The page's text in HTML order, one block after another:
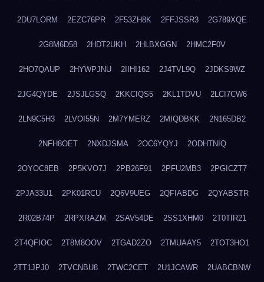
2DU7LORM 2EZC76PR 2F53ZH8K 2FFJSSR3 2G789XQE
2G8M6D58 2HDT2UKH 2HLBXGGN 2HMC2F0V
2HO7QAUP 2HYWPJNU 2IIHI162 2J4TVL9Q 2JDKS9WZ
2JG4QYDE 2JSJLGSQ 2KKCIQS5 2KL1TDVU 2LCI7CW6
2LN9C5H3 2LVOI55N 2M7YMERZ 2MIQDBKK 2N165DB2
2NFH8OET 2NXDJSMA 2OC6YQYJ 2ODHTNIQ
2OYOC8EB 2P5KVO7J 2PB26F91 2PFU2MB3 2PGICZT7
2PJA33U1 2PK01RCU 2Q6V9UEG 2QFIABDG 2QYABSTR
2R02B74P 2RPXRAZM 2SAV54DE 2SS1XHM0 2T0TIR21
2T4QFIOC 2T8M8OOV 2TGAD2ZO 2TMUAAY5 2TOT3HO1
2TT1JPJ0 2TVCNBU8 2TWC2CET 2U1JCAWR 2UABCBNW